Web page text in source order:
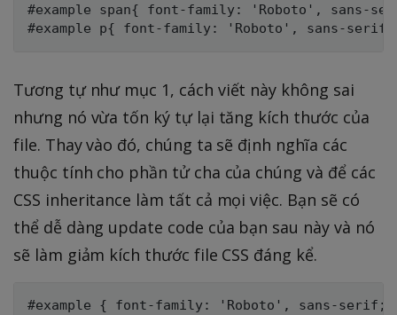
#example span{ font-family: 'Roboto',
Tương tự như mục 1, cách viết này không sai
nhưng nó vừa tốn ký tự lại tăng kích thước của
file. Thay vào đó, chúng ta sẽ định nghĩa các
thuộc tính cho phần tử cha của chúng và để các
CSS inheritance làm tất cả mọi việc. Bạn sẽ có
thể dễ dàng update code của bạn sau này và nó
sẽ làm giảm kích thước file CSS đáng kể.